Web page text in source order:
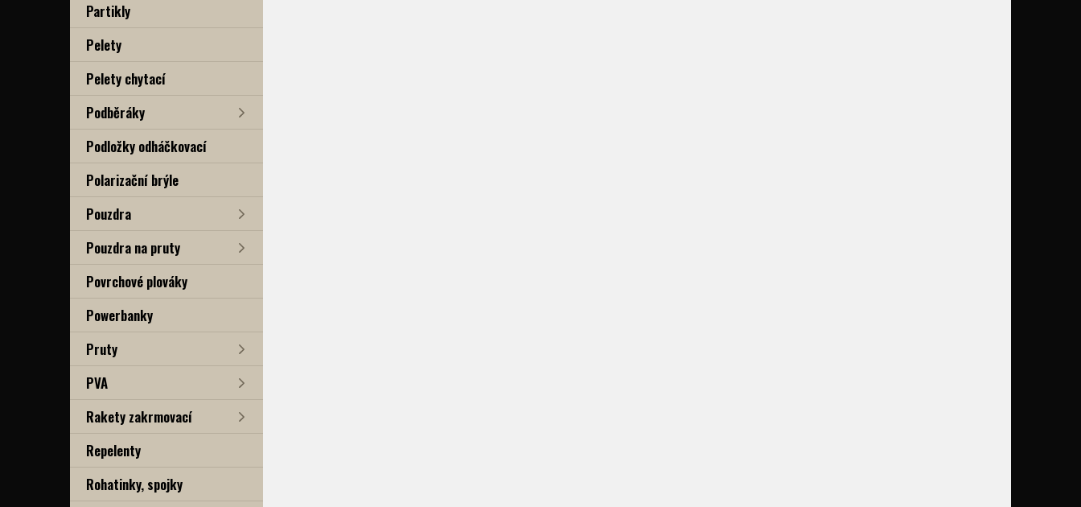
Partikly
Pelety
Pelety chytací
Podběráky
Podložky odháčkovací
Polarizační brýle
Pouzdra
Pouzdra na pruty
Povrchové plováky
Powerbanky
Pruty
PVA
Rakety zakrmovací
Repelenty
Rohatinky, spojky